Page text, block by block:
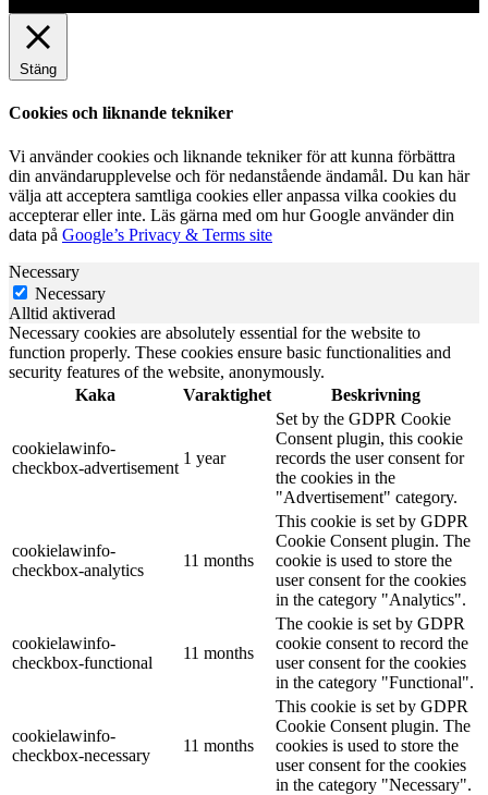
Stäng
Cookies och liknande tekniker
Vi använder cookies och liknande tekniker för att kunna förbättra
din användarupplevelse och för nedanstående ändamål. Du kan här
välja att acceptera samtliga cookies eller anpassa vilka cookies du
accepterar eller inte. Läs gärna med om hur Google använder din
data på Google’s Privacy & Terms site
Necessary
Necessary
Alltid aktiverad
Necessary cookies are absolutely essential for the website to
function properly. These cookies ensure basic functionalities and
security features of the website, anonymously.
Kaka
Varaktighet Beskrivning
cookielawinfo-
checkbox-advertisement
1 year
Set by the GDPR Cookie
Consent plugin, this cookie
records the user consent for
the cookies in the
"Advertisement" category.
cookielawinfo-
checkbox-analytics
11 months
This cookie is set by GDPR
Cookie Consent plugin. The
cookie is used to store the
user consent for the cookies
in the category "Analytics".
cookielawinfo-
checkbox-functional
11 months
The cookie is set by GDPR
cookie consent to record the
user consent for the cookies
in the category "Functional".
cookielawinfo-
checkbox-necessary
11 months
This cookie is set by GDPR
Cookie Consent plugin. The
cookies is used to store the
user consent for the cookies
in the category "Necessary".